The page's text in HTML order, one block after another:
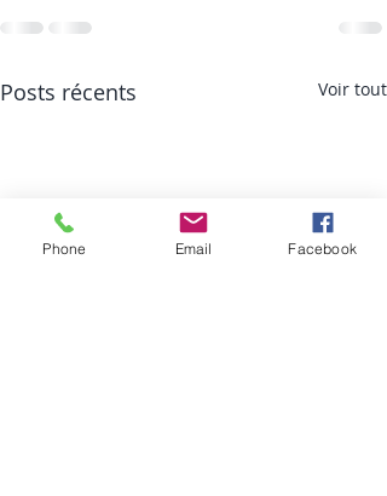
Posts récents Voir tout
Phone Email Facebook